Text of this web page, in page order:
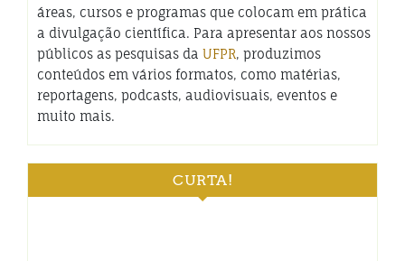
áreas, cursos e programas que colocam em prática
a divulgação científica. Para apresentar aos nossos
públicos as pesquisas da UFPR, produzimos
conteúdos em vários formatos, como matérias,
reportagens, podcasts, audiovisuais, eventos e
muito mais.
CURTA!